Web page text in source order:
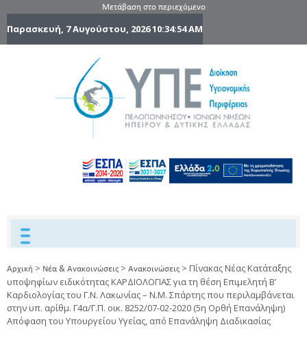
Μετάβαση στο περιεχόμενο
Παρασκευή, 7 Αυγούστου, 202610:34:55 AM
Ηπείρου
Δυτικής
Ελλάδας
Αρχική > Νέα & Ανακοινώσεις > Ανακοινώσεις > Πίνακας Νέας Κατάταξης
υποψηφίων ειδικότητας ΚΑΡΔΙΟΛΟΓΙΑΣ για τη θέση Επιμελητή Β’
Καρδιολογίας του Γ.Ν. Λακωνίας – Ν.Μ. Σπάρτης που περιλαμβάνεται
στην υπ. αρίθμ. Γ4α/Γ.Π. οικ. 8252/07-02-2020 (5η Ορθή Επανάληψη)
Απόφαση του Υπουργείου Υγείας, από Επανάληψη Διαδικασίας